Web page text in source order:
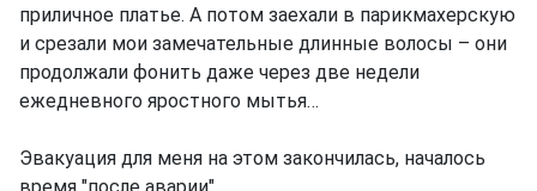
приличное платье. А потом заехали в парикмахерскую
и срезали мои замечательные длинные волосы – они
продолжали фонить даже через две недели
ежедневного яростного мытья…
Эвакуация для меня на этом закончилась, началось